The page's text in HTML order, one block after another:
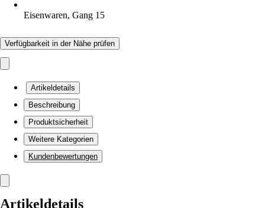
Eisenwaren, Gang 15
Verfügbarkeit in der Nähe prüfen
Artikeldetails
Beschreibung
Produktsicherheit
Weitere Kategorien
Kundenbewertungen
Artikeldetails